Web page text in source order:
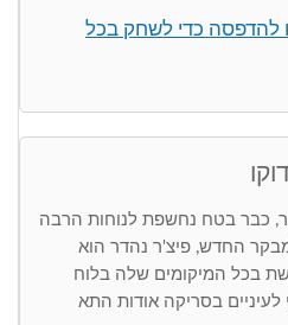
להדפסה כדי לשחק בכל
בטח נחשפת לנוחות הרבה
החדש, פיצ'ר נהדר הוא
בכל המיקומים שלה בלוח
לעיניים בסריקה אודות התא